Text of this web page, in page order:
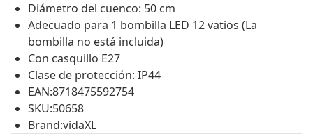
Diámetro del cuenco: 50 cm
Adecuado para 1 bombilla LED 12 vatios (La
bombilla no está incluida)
Con casquillo E27
Clase de protección: IP44
EAN:8718475592754
SKU:50658
Brand:vidaXL